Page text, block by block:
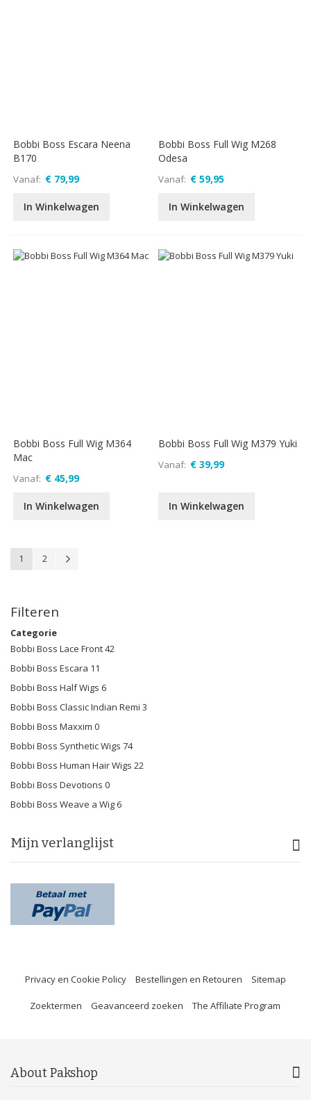
Bobbi Boss Escara Neena
B170
Vanaf € 79,99
In Winkelwagen
Bobbi Boss Full Wig M268
Odesa
Vanaf € 59,95
In Winkelwagen
Bobbi Boss Full Wig M364
Mac
Vanaf € 45,99
In Winkelwagen
Bobbi Boss Full Wig M379 Yuki
Vanaf € 39,99
In Winkelwagen
Pagina
U lees momenteel pagina
1 Pagina
2
Filteren
Categorie
Bobbi Boss Lace Front42
Bobbi Boss Escara 11
Bobbi Boss Half Wigs 6
Bobbi Boss Classic Indian Remi 3
Bobbi Boss Maxxim 0
Bobbi Boss Synthetic Wigs 74
Bobbi Boss Human Hair Wigs 22
Bobbi Boss Devotions 0
Bobbi Boss Weave a Wig 6
Mijn verlanglijst
Privacy en Cookie Policy Bestellingen en Retouren Sitemap
Zoektermen Geavanceerd zoeken The Affiliate Program
About Pakshop